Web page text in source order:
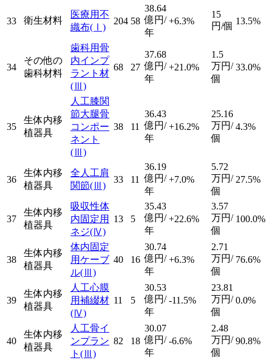
33 衛生材料
医療用不
織布(Ⅰ)
204 58
38.64
億円/
年
+6.3%
15
円/個 13.5%
34
その他の
歯科材料
歯科用骨
内インプ
ラント材
(Ⅲ)
68 27
37.68
億円/
年
+21.0%
1.5
万円/
個
33.0%
35
生体内移
植器具
人工膝関
節大腿骨
コンポー
ネント
(Ⅲ)
38 11
36.43
億円/
年
+16.2%
25.16
万円/
個
4.3%
36
生体内移
植器具
全人工肩
関節(Ⅲ)
33 11
36.19
億円/
年
+7.0%
5.72
万円/
個
27.5%
37
生体内移
植器具
吸収性体
内固定用
ネジ(Ⅳ)
13 5
35.43
億円/
年
+22.6%
3.57
万円/
個
100.0%
38
生体内移
植器具
体内固定
用ケーブ
ル(Ⅲ)
40 16
30.74
億円/
年
+6.3%
2.71
万円/
個
76.6%
39
生体内移
植器具
人工心膜
用補綴材
(Ⅳ)
11 5
30.53
億円/
年
-11.5%
23.81
万円/
個
0.0%
40
生体内移
植器具
人工骨イ
ンプラン
ト (Ⅲ)
82 18
30.07
億円/
年
-6.6%
2.48
万円/
個
90.8%